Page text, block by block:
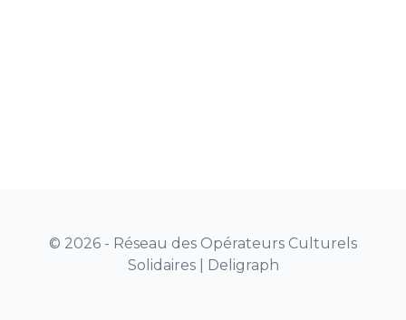
© 2026 - Réseau des Opérateurs Culturels
Solidaires | Deligraph